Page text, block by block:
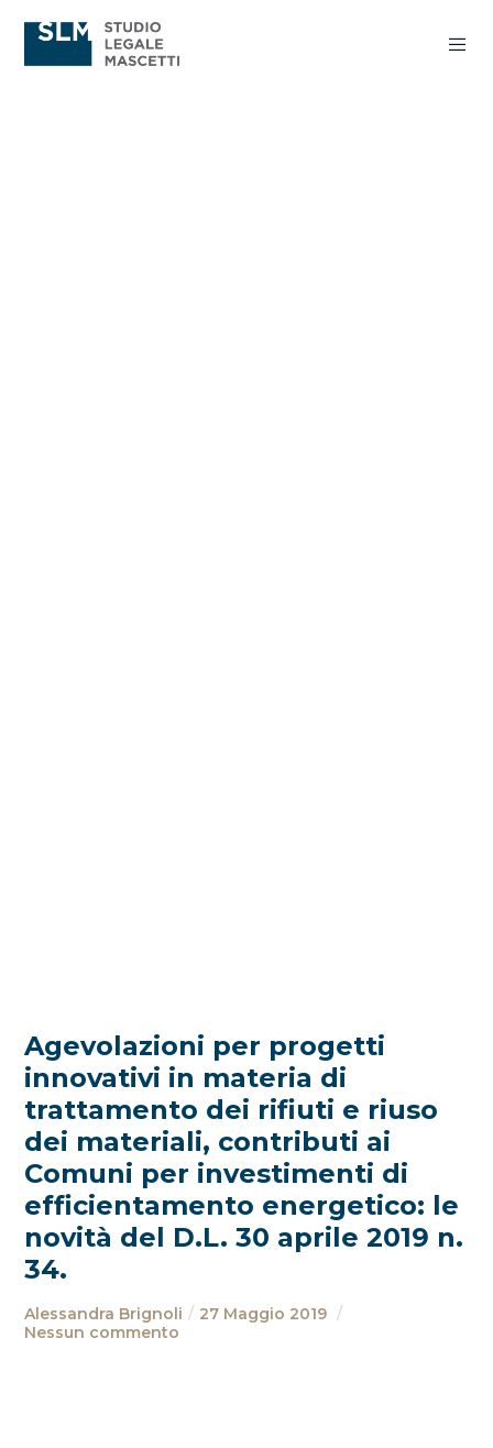
Agevolazioni per progetti
innovativi in materia di
trattamento dei rifiuti e riuso
dei materiali, contributi ai
Comuni per investimenti di
efficientamento energetico: le
novità del D.L. 30 aprile 2019 n.
34.
Alessandra Brignoli
27 Maggio 2019
Nessun commento